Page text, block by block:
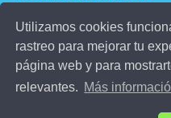
Utilizamos cookies
rastreo para mejorar tu
página web y para
relevantes. Más
© 2016 juegosinfantiles.com
Contact
Condiciones de uso